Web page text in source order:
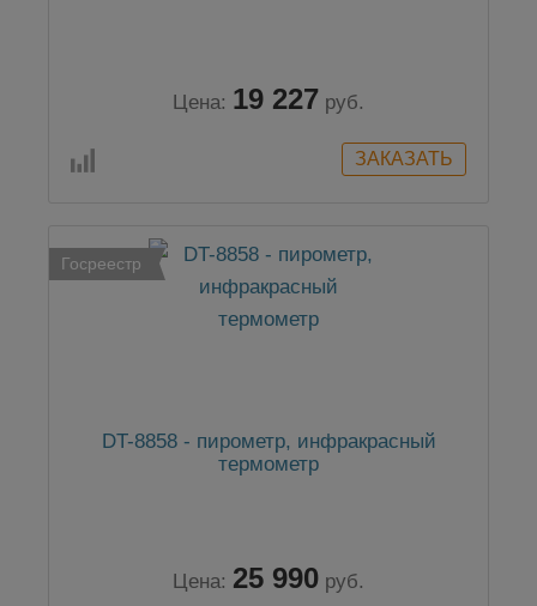
Цена: 19 227 руб.
Госреестр
DT-8858 - пирометр, инфракрасный
термометр
Цена: 25 990 руб.